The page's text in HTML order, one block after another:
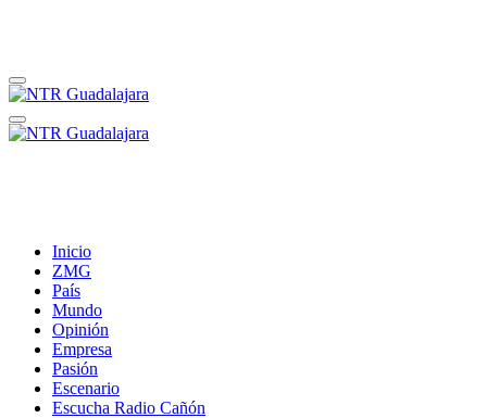
Inicio
ZMG
País
Mundo
Opinión
Empresa
Pasión
Escenario
Escucha Radio Cañón